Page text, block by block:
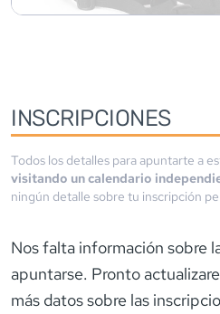
INSCRIPCIONES
Todos los detalles para apuntarte a
visitando un calendario
ningún detalle sobre tu inscripción
Nos falta información sobre
apuntarse. Pronto
más datos sobre las